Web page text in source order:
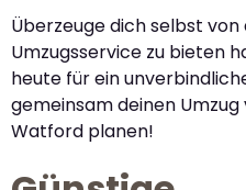
Überzeuge dich selbst von
Umzugsservice zu bieten
heute für ein
gemeinsam deinen
Watford planen!